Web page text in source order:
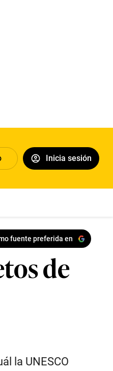
Inicia sesión
fuente preferida en
de
la UNESCO